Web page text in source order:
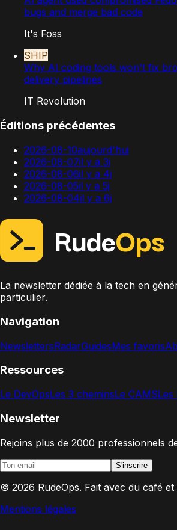
bugs and merge bad code
It's Foss
SHIP
Why AI coding tools won't fix
delivery pipelines
IT Revolution
Éditions précédentes
2026-08-10aujourd'hui
2026-08-07il y a 3j
2026-08-06il y a 4j
2026-08-05il y a 5j
2026-08-04il y a 6j
RudeOps
La newsletter dédiée à la tech en
particulier.
Navigation
NewslettersRadarGuidesMes favoris
Ressources
Le DevOpsLes 3 cheminsLe CAMSLes
Newsletter
Rejoins plus de 2000 professionnels
S'inscrire
© 2026 RudeOps. Fait avec du café
Mentions légales